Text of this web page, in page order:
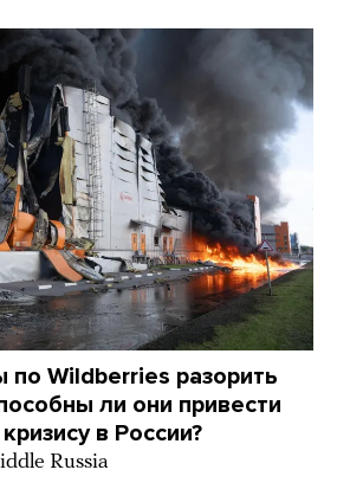
по Wildberries разорить
ли они привести
в России?
Russia